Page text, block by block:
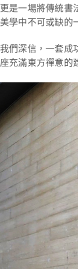
更是一場將傳統書
美學中不可或缺的
我們深信，一套成
座充滿東方禪意的